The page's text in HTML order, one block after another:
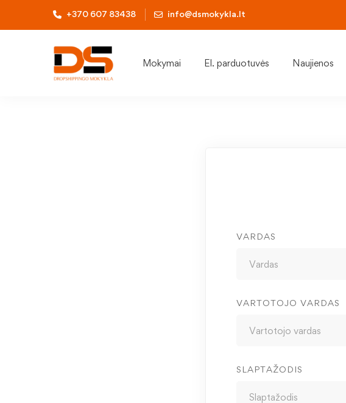
+370 607 83438 info@dsmokykla.lt
Mokymai El. parduotuvės Naujienos
VARDAS
VARTOTOJO VARDAS
SLAPTAŽODIS